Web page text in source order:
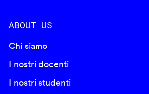
ABOUT US
Chi siamo
I nostri docenti
I nostri studenti